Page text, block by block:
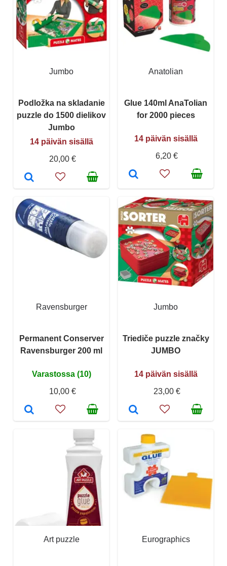
Jumbo
Podložka na skladanie
puzzle do 1500 dielikov
Jumbo
14 päivän sisällä
20,00 €
Anatolian
Glue 140ml AnaTolian
for 2000 pieces
14 päivän sisällä
6,20 €
Ravensburger
Permanent Conserver
Ravensburger 200 ml
Varastossa (10)
10,00 €
Jumbo
Triediče puzzle značky
JUMBO
14 päivän sisällä
23,00 €
Art puzzle Eurographics